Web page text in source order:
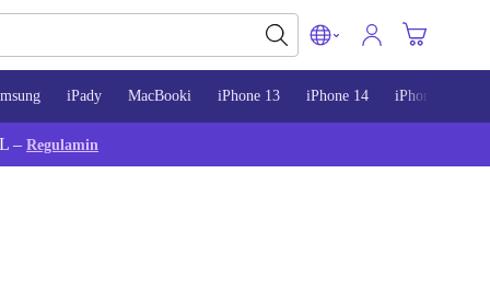
iPady MacBooki iPhone 13 iPhone 14 iPhone 15
– Regulamin